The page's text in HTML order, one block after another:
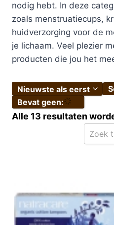
nodig hebt. In deze
zoals menstruatiecups,
huidverzorging voor de
je lichaam. Veel plezier
producten die jou het
Nieuwste als eerst
Sorteer per categorie
Nieuwste als eerst
Sorteer op prijs (laag
Sorteer op prijs (hoog
Bevat geen:
Alle 13 resultaten